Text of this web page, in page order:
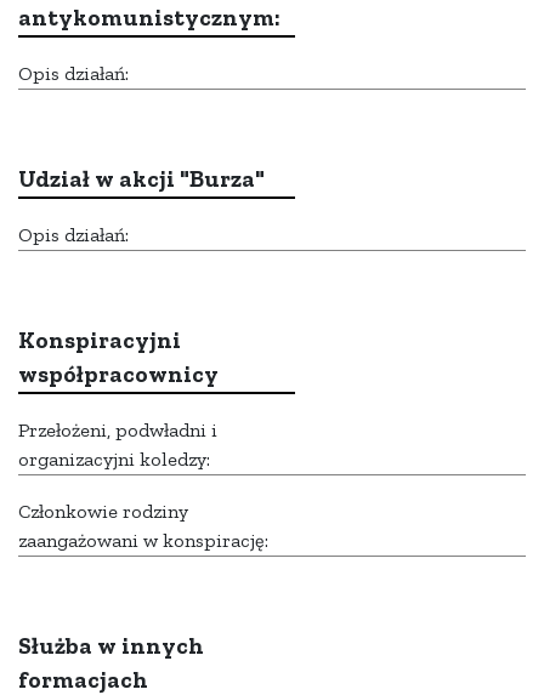
antykomunistycznym:
Opis działań:
Udział w akcji "Burza"
Opis działań:
Konspiracyjni
współpracownicy
Przełożeni, podwładni i
organizacyjni koledzy:
Członkowie rodziny
zaangażowani w konspirację:
Służba w innych
formacjach